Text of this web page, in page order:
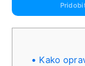
Kako